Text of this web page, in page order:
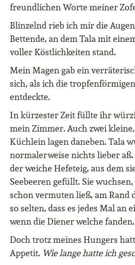
freundlichen Worte meiner
Blinzelnd rieb ich mir die
Bettende, an dem Tala mit
voller Köstlichkeiten stand.
Mein Magen gab ein
sich, als ich die
entdeckte.
In kürzester Zeit füllte ihr
mein Zimmer. Auch zwei
Küchlein lagen daneben. Tala
normalerweise nichts lieber
der weiche Hefeteig, aus dem
Seebeeren gefüllt. Sie
schon vermuten ließ, am Rand
so selten, dass es jedes Mal an
wenn die Diener welche fanden.
Doch trotz meines Hungers
Appetit. Wie lange hatte ich